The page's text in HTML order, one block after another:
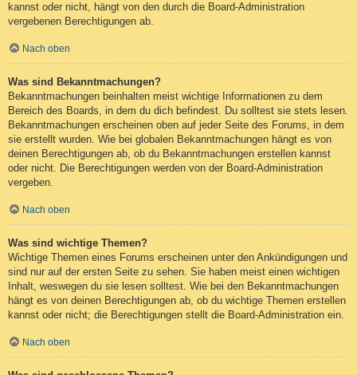
kannst oder nicht, hängt von den durch die Board-Administration
vergebenen Berechtigungen ab.
Nach oben
Was sind Bekanntmachungen?
Bekanntmachungen beinhalten meist wichtige Informationen zu dem
Bereich des Boards, in dem du dich befindest. Du solltest sie stets lesen.
Bekanntmachungen erscheinen oben auf jeder Seite des Forums, in dem
sie erstellt wurden. Wie bei globalen Bekanntmachungen hängt es von
deinen Berechtigungen ab, ob du Bekanntmachungen erstellen kannst
oder nicht. Die Berechtigungen werden von der Board-Administration
vergeben.
Nach oben
Was sind wichtige Themen?
Wichtige Themen eines Forums erscheinen unter den Ankündigungen und
sind nur auf der ersten Seite zu sehen. Sie haben meist einen wichtigen
Inhalt, weswegen du sie lesen solltest. Wie bei den Bekanntmachungen
hängt es von deinen Berechtigungen ab, ob du wichtige Themen erstellen
kannst oder nicht; die Berechtigungen stellt die Board-Administration ein.
Nach oben